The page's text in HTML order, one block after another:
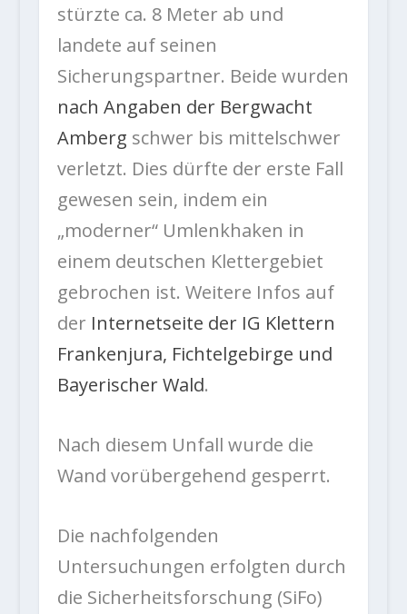
stürzte ca. 8 Meter ab und
landete auf seinen
Sicherungspartner. Beide wurden
nach Angaben der Bergwacht
Amberg schwer bis mittelschwer
verletzt. Dies dürfte der erste Fall
gewesen sein, indem ein
„moderner“ Umlenkhaken in
einem deutschen Klettergebiet
gebrochen ist. Weitere Infos auf
der Internetseite der IG Klettern
Frankenjura, Fichtelgebirge und
Bayerischer Wald.
Nach diesem Unfall wurde die
Wand vorübergehend gesperrt.
Die nachfolgenden
Untersuchungen erfolgten durch
die Sicherheitsforschung (SiFo)